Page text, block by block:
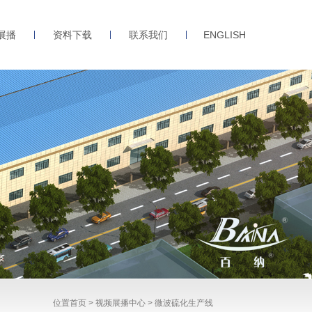
播 资料下载 联系我们 ENGLISH
位置首页 > 视频展播中心 > 微波硫化生产线